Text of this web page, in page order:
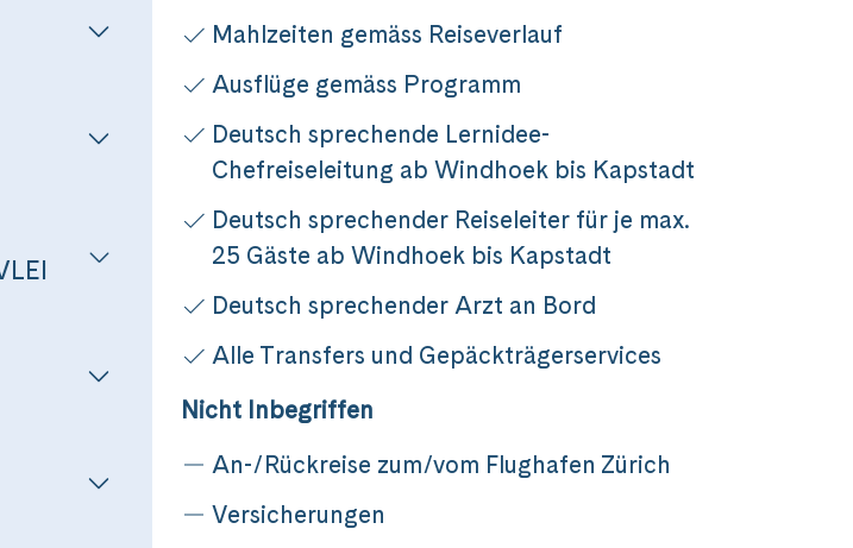
African Explorer durch Namibia
Mahlzeiten gemäss Reiseverlauf
Ausflüge gemäss Programm
Deutsch sprechende Lernidee-
Chefreiseleitung ab Windhoek bis Kapstadt
Deutsch sprechender Reiseleiter für je max.
25 Gäste ab Windhoek bis Kapstadt
Deutsch sprechender Arzt an Bord
Alle Transfers und Gepäckträgerservices
Nicht Inbegriffen
An-/Rückreise zum/vom Flughafen Zürich
Versicherungen